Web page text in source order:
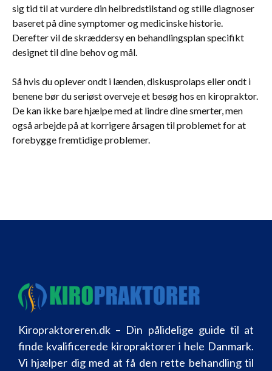
sig tid til at vurdere din helbredstilstand og stille diagnoser
baseret på dine symptomer og medicinske historie.
Derefter vil de skræddersy en behandlingsplan specifikt
designet til dine behov og mål.
Så hvis du oplever ondt i lænden, diskusprolaps eller ondt i
benene bør du seriøst overveje et besøg hos en kiropraktor.
De kan ikke bare hjælpe med at lindre dine smerter, men
også arbejde på at korrigere årsagen til problemet for at
forebygge fremtidige problemer.
Kiropraktoreren.dk – Din pålidelige guide til at
finde kvalificerede kiropraktorer i hele Danmark.
Vi hjælper dig med at få den rette behandling til